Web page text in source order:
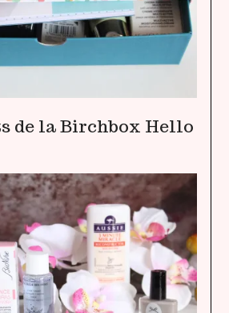
de la Birchbox Hello